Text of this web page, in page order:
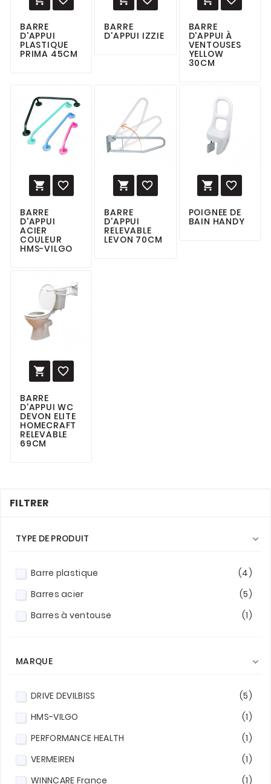
BARRE
D'APPUI
PLASTIQUE
PRIMA 45CM
BARRE
D'APPUI IZZIE
BARRE
D'APPUI À
VENTOUSES
YELLOW
30CM
 
BARRE
D'APPUI
ACIER
COULEUR
HMS-VILGO
 
BARRE
D'APPUI
RELEVABLE
LEVON 70CM
 
POIGNEE DE
BAIN HANDY
 
BARRE
D'APPUI WC
DEVON ELITE
HOMECRAFT
RELEVABLE
69CM
FILTRER
TYPE DE PRODUIT 
Barre plastique
(4)
Barres acier
(5)
Barres à ventouse
(1)
MARQUE 
DRIVE DEVILBISS
(5)
HMS-VILGO
(1)
PERFORMANCE HEALTH
(1)
VERMEIREN
(1)
WINNCARE France
(1)